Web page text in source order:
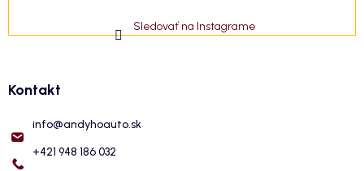
Sledovať na Instagrame
Kontakt
info@andyhoauto.sk
+421 948 186 032